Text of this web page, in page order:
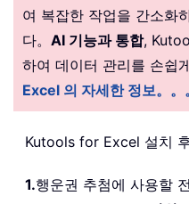
여 복잡한 작업을 간소화
다。 AI 기능과 통합,
하여 데이터 관리를 손쉽
Excel 의 자세한 정보。。。
Kutools for Excel 설치
1.행운권 추첨에 사용할